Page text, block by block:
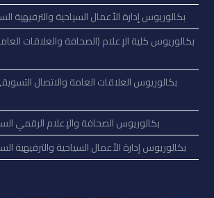
بكالوريوس إدارة الأعمال السياحية والترفيهية
بكالوريوس كلية الإعلام (الصحافة والعلاقات
بكالوريوس العلاقات العامة والاتصال
بكالوريوس الصحافة والإعلام الرقمي
بكالوريوس إدارة الأعمال السياحية والترفيهية